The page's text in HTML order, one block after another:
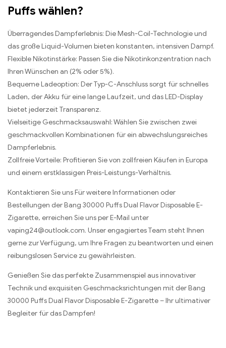
Puffs wählen?
Überragendes Dampferlebnis: Die Mesh-Coil-Technologie und
das große Liquid-Volumen bieten konstanten, intensiven Dampf.
Flexible Nikotinstärke: Passen Sie die Nikotinkonzentration nach
Ihren Wünschen an (2% oder 5%).
Bequeme Ladeoption: Der Typ-C-Anschluss sorgt für schnelles
Laden, der Akku für eine lange Laufzeit, und das LED-Display
bietet jederzeit Transparenz.
Vielseitige Geschmacksauswahl: Wählen Sie zwischen zwei
geschmackvollen Kombinationen für ein abwechslungsreiches
Dampferlebnis.
Zollfreie Vorteile: Profitieren Sie von zollfreien Käufen in Europa
und einem erstklassigen Preis-Leistungs-Verhältnis.
Kontaktieren Sie uns Für weitere Informationen oder
Bestellungen der Bang 30000 Puffs Dual Flavor Disposable E-
Zigarette, erreichen Sie uns per E-Mail unter
vaping24@outlook.com. Unser engagiertes Team steht Ihnen
gerne zur Verfügung, um Ihre Fragen zu beantworten und einen
reibungslosen Service zu gewährleisten.
Genießen Sie das perfekte Zusammenspiel aus innovativer
Technik und exquisiten Geschmacksrichtungen mit der Bang
30000 Puffs Dual Flavor Disposable E-Zigarette – Ihr ultimativer
Begleiter für das Dampfen!